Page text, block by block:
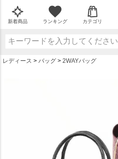
新着商品 ランキング カテゴリ
レディース バッグ 2WAYバッグ